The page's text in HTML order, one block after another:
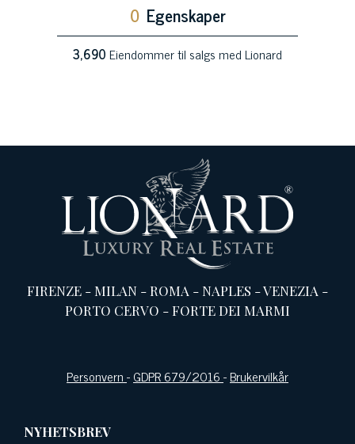
0 Egenskaper
3,690Eiendommer til salgs med Lionard
FIRENZE -MILAN -ROMA -NAPLES -VENEZIA -
PORTO CERVO -FORTE DEI MARMI
Personvern-GDPR 679/2016-Brukervilkår
NYHETSBREV